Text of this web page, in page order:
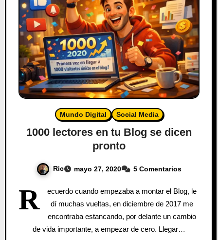
Mundo Digital Social Media
1000 lectores en tu Blog se dicen
pronto
Ric mayo 27, 2020 5 Comentarios
R
ecuerdo cuando empezaba a montar el Blog, le
dí muchas vueltas, en diciembre de 2017 me
encontraba estancando, por delante un cambio
de vida importante, a empezar de cero. Llegar…